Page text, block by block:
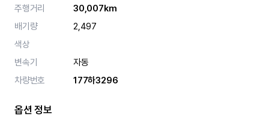
주행거리
30,007km
배기량
2,497
색상
변속기
자동
차량번호
177하3296
옵션 정보